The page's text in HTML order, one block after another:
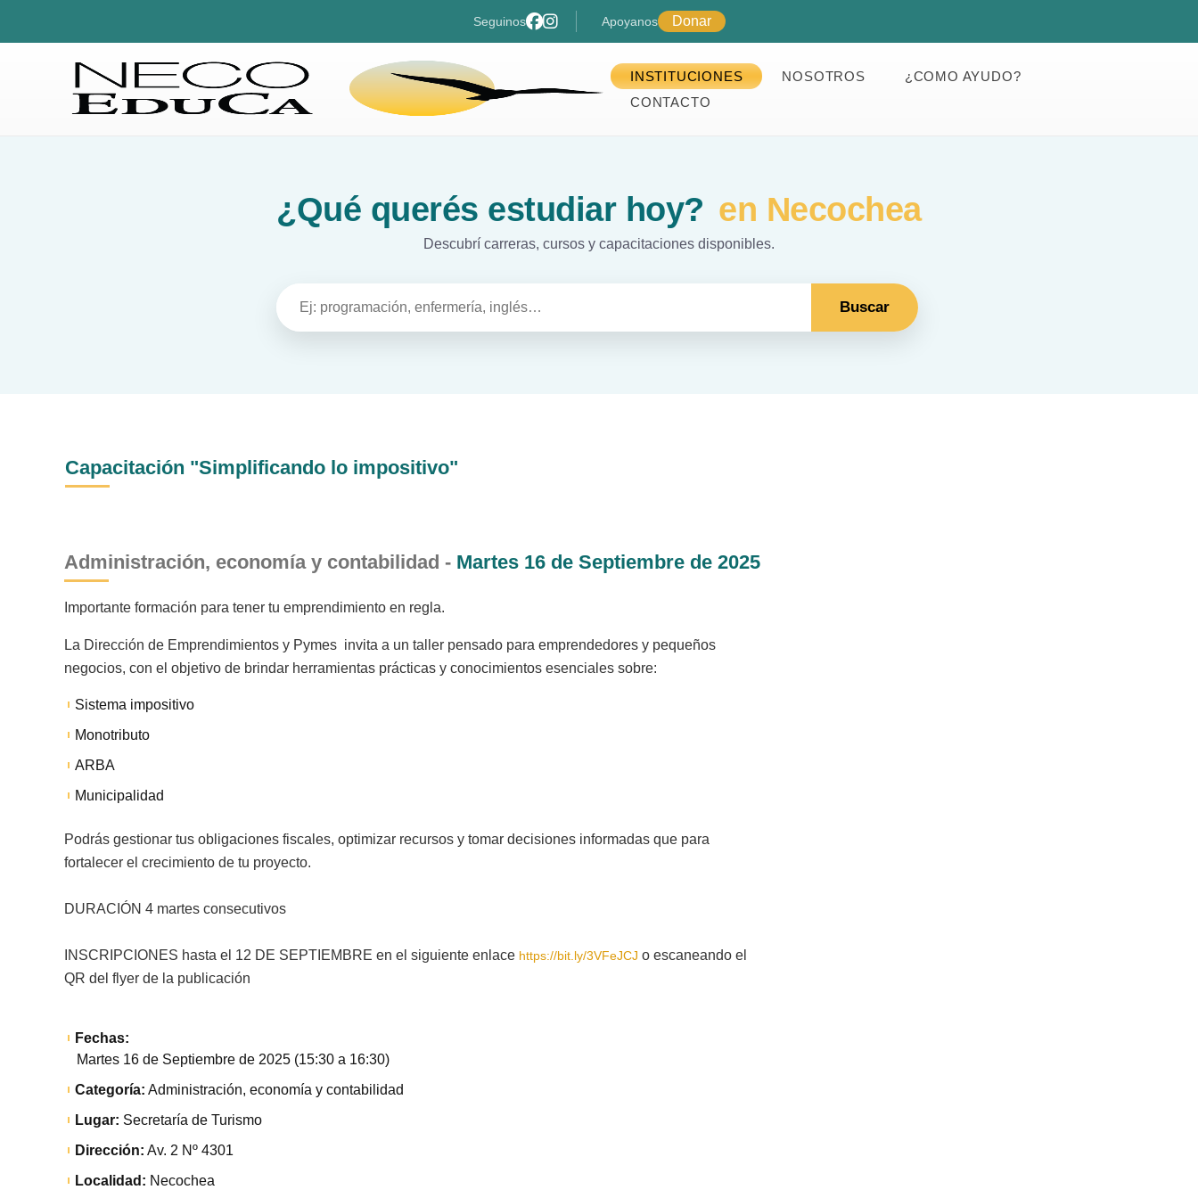
Seguinos Apoyanos Donar
INSTITUCIONES NOSOTROS
¿COMO AYUDO?
CONTACTO
¿Qué querés estudiar hoy? en Necochea
Descubrí carreras, cursos y capacitaciones disponibles.
Buscar
Capacitación "Simplificando lo impositivo"
Administración, economía y contabilidad - Martes 16 de Septiembre de 2025
Importante formación para tener tu emprendimiento en regla.
La Dirección de Emprendimientos y Pymes invita a un taller pensado para emprendedores y pequeños
negocios, con el objetivo de brindar herramientas prácticas y conocimientos esenciales sobre:
Sistema impositivo
Monotributo
ARBA
Municipalidad
Podrás gestionar tus obligaciones fiscales, optimizar recursos y tomar decisiones informadas que para
fortalecer el crecimiento de tu proyecto.
DURACIÓN 4 martes consecutivos
INSCRIPCIONES hasta el 12 DE SEPTIEMBRE en el siguiente enlace https://bit.ly/3VFeJCJ o escaneando el
QR del flyer de la publicación
Fechas:
Martes 16 de Septiembre de 2025 (15:30 a 16:30)
Categoría: Administración, economía y contabilidad
Lugar: Secretaría de Turismo
Dirección: Av. 2 Nº 4301
Localidad: Necochea